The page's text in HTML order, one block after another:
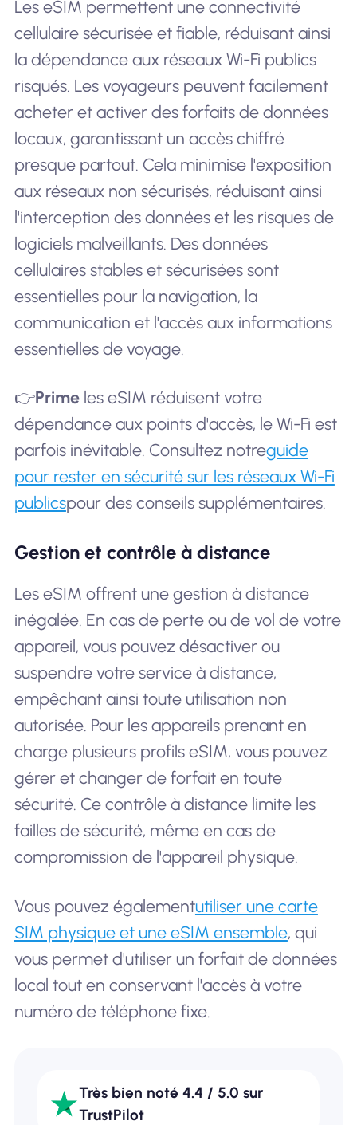
Les eSIM permettent une connectivité
cellulaire sécurisée et fiable, réduisant ainsi
la dépendance aux réseaux Wi-Fi publics
risqués. Les voyageurs peuvent facilement
acheter et activer des forfaits de données
locaux, garantissant un accès chiffré
presque partout. Cela minimise l'exposition
aux réseaux non sécurisés, réduisant ainsi
l'interception des données et les risques de
logiciels malveillants. Des données
cellulaires stables et sécurisées sont
essentielles pour la navigation, la
communication et l'accès aux informations
essentielles de voyage.
👉Primeles eSIM réduisent votre
dépendance aux points d'accès, le Wi-Fi est
parfois inévitable. Consultez notreguide
pour rester en sécurité sur les réseaux Wi-Fi
publicspour des conseils supplémentaires.
Gestion et contrôle à distance
Les eSIM offrent une gestion à distance
inégalée. En cas de perte ou de vol de votre
appareil, vous pouvez désactiver ou
suspendre votre service à distance,
empêchant ainsi toute utilisation non
autorisée. Pour les appareils prenant en
charge plusieurs profils eSIM, vous pouvez
gérer et changer de forfait en toute
sécurité. Ce contrôle à distance limite les
failles de sécurité, même en cas de
compromission de l'appareil physique.
Vous pouvez égalementutiliser une carte
SIM physique et une eSIM ensemble, qui
vous permet d'utiliser un forfait de données
local tout en conservant l'accès à votre
numéro de téléphone fixe.
Très bien noté 4.4 / 5.0 sur
TrustPilot